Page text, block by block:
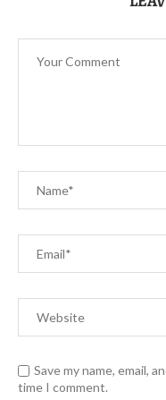
Save my name, email,
time I comment.